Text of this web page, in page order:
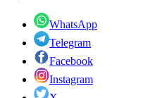
WhatsApp
Telegram
Facebook
Instagram